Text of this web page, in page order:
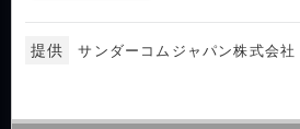
提供 サンダーコムジャパン株式会社